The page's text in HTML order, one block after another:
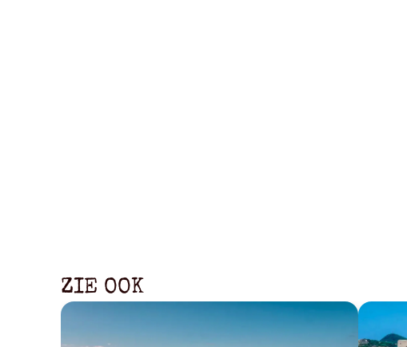
ZIE OOK